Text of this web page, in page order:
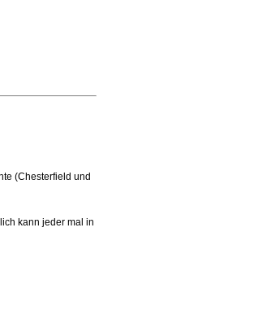
(Chesterfield und
kann jeder mal in